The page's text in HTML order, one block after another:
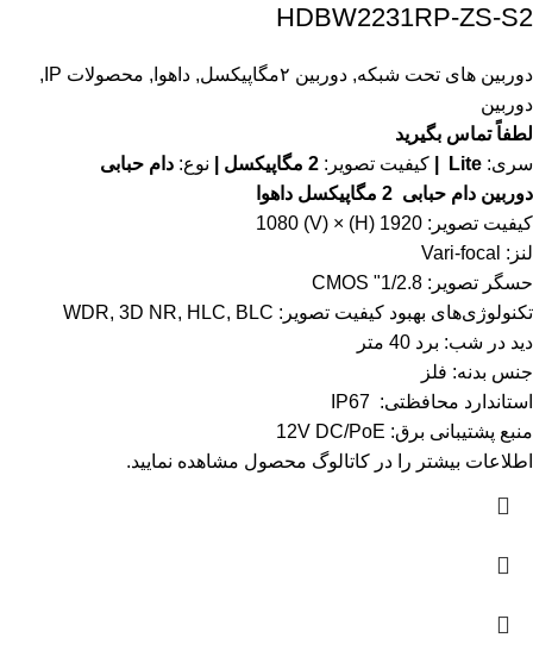
HDBW2231RP-ZS-S2
دوربین های تحت شبکه, دوربین ۲مگاپیکسل , داهوا , محصولات IP
,
دوربین
لطفاً تماس بگیرید
سری: Lite | کیفیت تصویر: نوع: دام حبابی
دوربین دام حبابی 2 مگاپیکسل داهوا
کیفیت تصویر: 1920 (H) × 1080 (V)
لنز: Vari-focal
حسگر تصویر: 1/2.8" CMOS
تکنولوژی‌های بهبود کیفیت تصویر: WDR, 3D NR, HLC, BLC
دید در شب: برد 40 متر
جنس بدنه: فلز
استاندارد محافظتی: IP67
منبع پشتیبانی برق: 12V DC/PoE
اطلاعات بیشتر را در کاتالوگ محصول مشاهده نمایید.